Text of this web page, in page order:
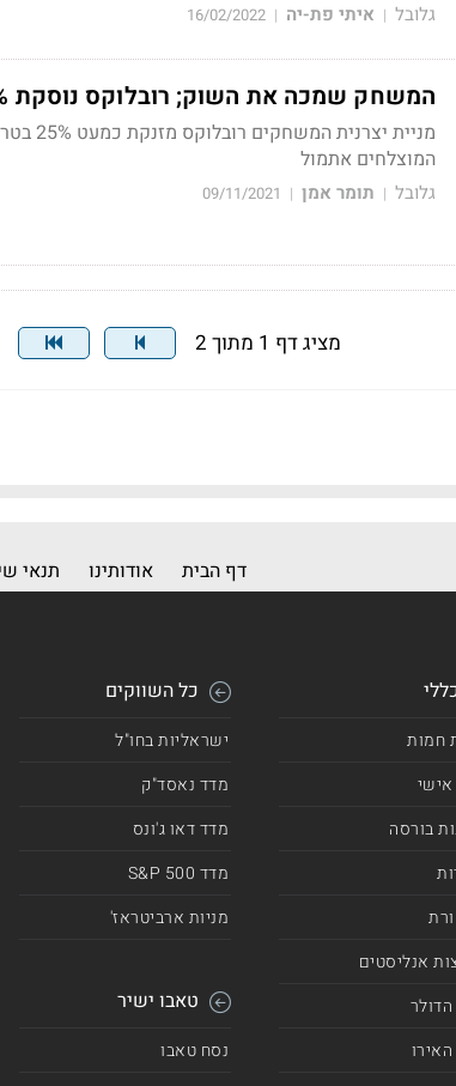
גלובל | איתי פת-יה |
16/02/2022
המשחק שמכה את השוק; רובלוקס נוסקת 25% על רקע תוצאות טובות
מניית
המוצלחים אתמול
גלובל | תומר אמן |
09/11/2021
מציג דף 1 מתוך 2
דף הבית אודותינו תנאי
חמות
אישי
בורסה
אנליסטים
כל השווקים
ישראליות בחו"ל
מדד נאסד"ק
מדד דאו ג'ונס
מדד 500 S&P
מניות ארביטראז'
טאבו ישיר
נסח טאבו